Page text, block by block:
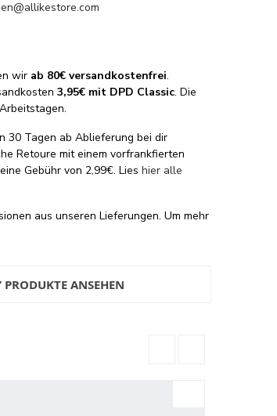
wir ab 80€ versandkostenfrei.
3,95€ mit DPD Classic. Die
30 Tagen ab Ablieferung bei dir
Retoure mit einem vorfrankfierten
Gebühr von 2,99€. Lieshier alle
aus unseren Lieferungen. Um mehr
PRODUKTE ANSEHEN